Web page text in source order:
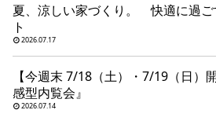
家づくりの知識
企業情報
夏、涼しい家づくり。 快適に過ご
ト
2026.07.17
【今週末 7/18（土）・7/19（日）
感型内覧会』
2026.07.14